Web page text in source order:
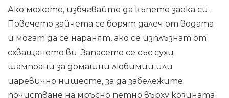
Ако можете, избягвайте да къпете заека си.
Повечето зайчета се борят далеч от водата
и могат да се наранят, ако се изплъзнат от
схващането ви. Запасете се със сухи
шампоани за домашни любимци или
царевично нишесте, за да забележите
почистване на мръсно петно ​​върху козината